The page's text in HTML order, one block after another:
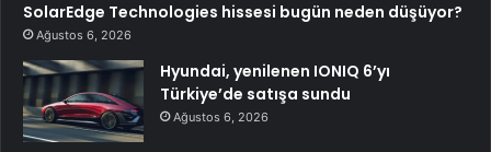
SolarEdge Technologies hissesi bugün neden düşüyor?
Ağustos 6, 2026
Hyundai, yenilenen IONIQ 6’yı
Türkiye’de satışa sundu
Ağustos 6, 2026